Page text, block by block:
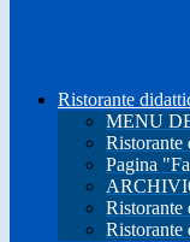
Ristorante
MENU
Pagina